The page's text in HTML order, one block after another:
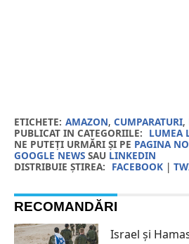
ETICHETE: AMAZON, CUMPARATURI,
PUBLICAT IN CATEGORIILE: LUMEA
NE PUTEȚI URMĂRI ȘI PE PAGINA
GOOGLE NEWSSAU LINKEDIN
DISTRIBUIE ȘTIREA: FACEBOOK|
RECOMANDĂRI
Israel și